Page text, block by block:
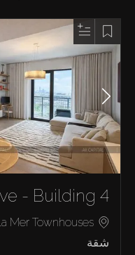
- Building 4
Mer Townhouses
شقة